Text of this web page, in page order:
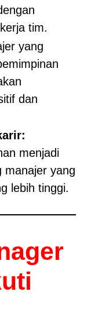
tim.
yang
dan
menjadi
manajer yang
lebih tinggi.